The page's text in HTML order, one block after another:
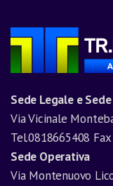
Sede Legale e
Via Vicinale
Tel.0818665408
Sede Operativa
Via Montenuovo